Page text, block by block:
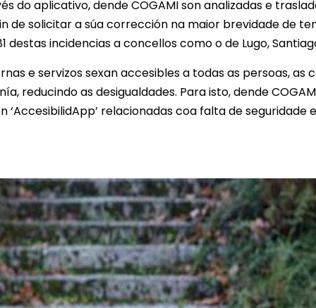
do aplicativo, dende COGAMI son analizadas e
de solicitar a súa corrección na maior brevidade de
incidencias a concellos como o de Lugo,
e servizos sexan accesibles a todas as persoas, as
reducindo as desigualdades. Para isto, dende
‘AccesibilidApp’ relacionadas coa falta de